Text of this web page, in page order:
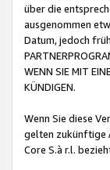
über die
ausgenommen
Datum, jedoch
WENN SIE MIT
KÜNDIGEN.
Wenn Sie diese
gelten zukünftige
Core S.à r.l.